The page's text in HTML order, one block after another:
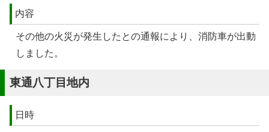
内容
その他の火災が発生したとの通報により、消防車が出動
しました。
東通八丁目地内
日時